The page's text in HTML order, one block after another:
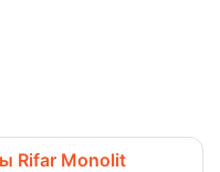
Rifar Monolit